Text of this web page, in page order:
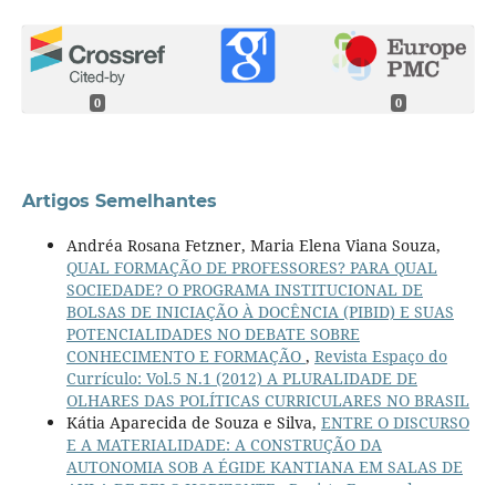
0 0
Artigos Semelhantes
Andréa Rosana Fetzner, Maria Elena Viana Souza,
QUAL FORMAÇÃO DE PROFESSORES? PARA QUAL
SOCIEDADE? O PROGRAMA INSTITUCIONAL DE
BOLSAS DE INICIAÇÃO À DOCÊNCIA (PIBID) E SUAS
POTENCIALIDADES NO DEBATE SOBRE
CONHECIMENTO E FORMAÇÃO , Revista Espaço do
Currículo: Vol.5 N.1 (2012) A PLURALIDADE DE
OLHARES DAS POLÍTICAS CURRICULARES NO BRASIL
Kátia Aparecida de Souza e Silva, ENTRE O DISCURSO
E A MATERIALIDADE: A CONSTRUÇÃO DA
AUTONOMIA SOB A ÉGIDE KANTIANA EM SALAS DE